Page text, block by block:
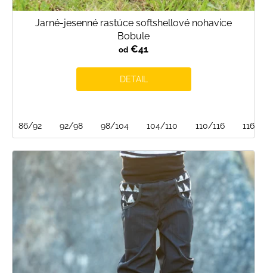
Jarné-jesenné rastúce softshellové nohavice
Bobule
od €41
DETAIL
86/92 92/98 98/104 104/110 110/116 116/